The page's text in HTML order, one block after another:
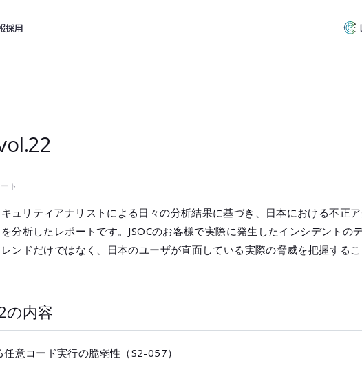
採用
ト
キュリティアナリストによる日々の分析結果に基づき、日本における不正
分析したレポートです。JSOCのお客様で実際に発生したインシデントの
ンドだけではなく、日本のユーザが直面している実際の脅威を把握する
の内容
意コード実行の脆弱性（S2-057）